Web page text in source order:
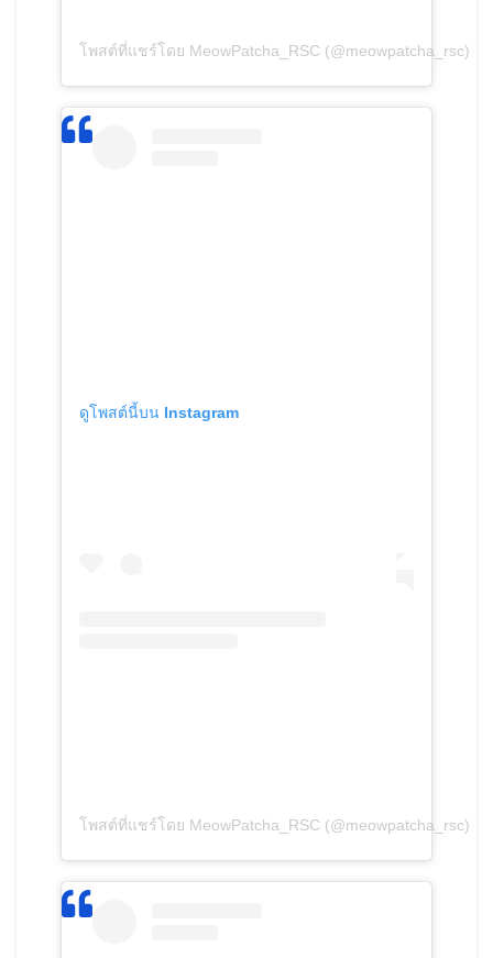
โพสต์ที่แชร์โดย MeowPatcha_RSC (@meowpatcha_rsc)
ดูโพสต์นี้บน Instagram
โพสต์ที่แชร์โดย MeowPatcha_RSC (@meowpatcha_rsc)